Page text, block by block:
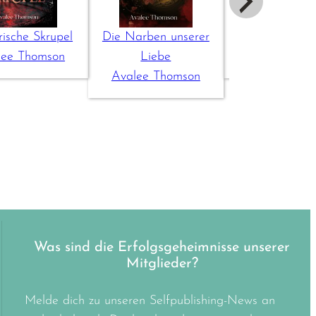
Skrupel
Thomson
Die Narben unserer
Liebe
Avalee Thomson
Was sind die Erfolgsgeheimnisse unserer
Mitglieder?
Melde dich zu unseren Selfpublishing-News an